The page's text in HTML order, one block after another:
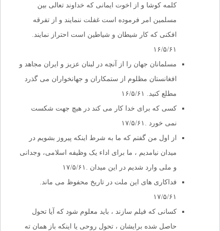
کلمه کوشا و از اخوت ایمانی که خداوند تعالی بین
مسلمین امر فرموده است غفلت ننمایند و از تفرقه
افکنی که کار شیطان و شیاطین است احتراز نمایند.
۱۶/۵/۶۱
مسلمانان جهان را از آنچه در لبنان عزیز و ایران مجاهد و
افغانستان مظلوم از ستمکاران و جهانخواران می گذرد
مطلع کنید. ۱۶/۵/۶۱
کسی که برای خدا کار می کند در هیچ جهت شکست
نمی خورد .۱۷/۵/۶۱
از اول من گفتم که ما به شرط اینکه پیروز بشویم در
میدان نیامدیم ، ما برای اداء یک وظیفه اسلامی، وجدانی
و ملی وارد شدیم در این میدان .۱۷/۵/۶۱
فداکاری های این ملت در تاریخ محفوظ می ماند.
۱۷/۵/۶۱
کسانی که فیلم سازند ، باید معلوم شود که آیا تحول
حاصل شده برایشان ، تحول روحی یا اینکه باز همان ته